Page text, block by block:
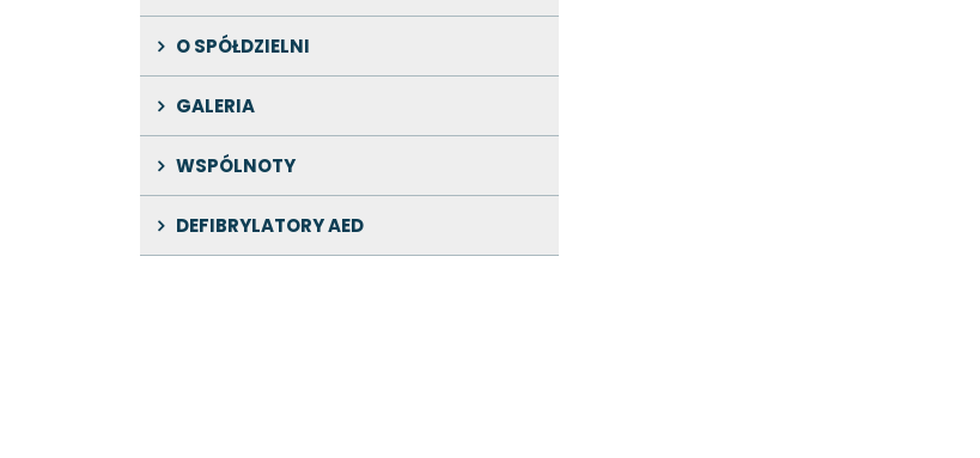
O SPÓŁDZIELNI
GALERIA
WSPÓLNOTY
DEFIBRYLATORY AED